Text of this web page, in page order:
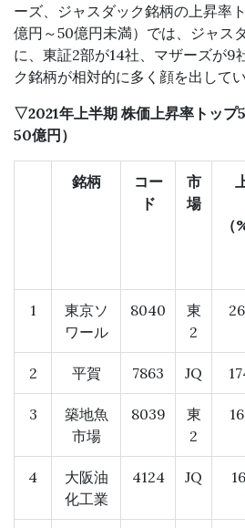
ーズ、ジャスダック銘柄の上昇率
億円～50億円未満）では、ジャス
に、東証2部が14社、マザーズが9
ク銘柄が相対的に多く顔を出して
▽2021年上半期 株価上昇率トップ
50億円）
銘柄
コー
ド
市
場
（
1
東京ソ
ワール
8040
東
2
2 平賀 7863 JQ
3
築地魚
市場
8039
東
2
4
大阪油
化工業
4124 JQ